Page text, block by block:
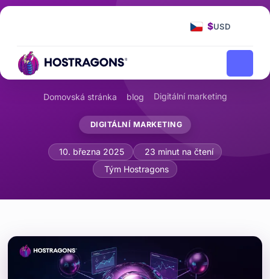
$USD
Domovská stránka blog Digitální marketing
DIGITÁLNÍ MARKETING
Analýza konkurence: Competitive
10. března 2025
23 minut na čtení
Tým Hostragons